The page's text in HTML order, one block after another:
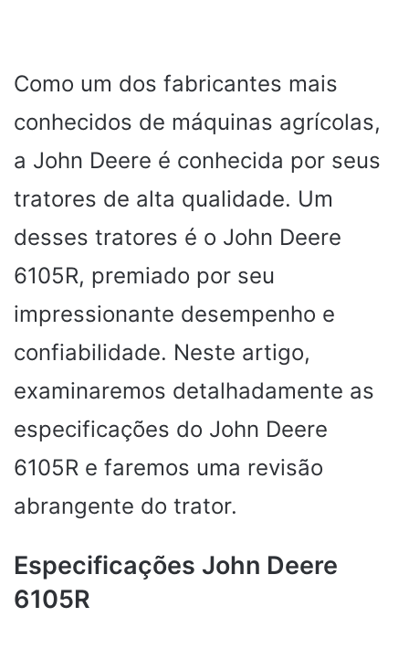
Como um dos fabricantes mais
conhecidos de máquinas agrícolas,
a John Deere é conhecida por seus
tratores de alta qualidade. Um
desses tratores é o John Deere
6105R, premiado por seu
impressionante desempenho e
confiabilidade. Neste artigo,
examinaremos detalhadamente as
especificações do John Deere
6105R e faremos uma revisão
abrangente do trator.
Especificações John Deere
6105R